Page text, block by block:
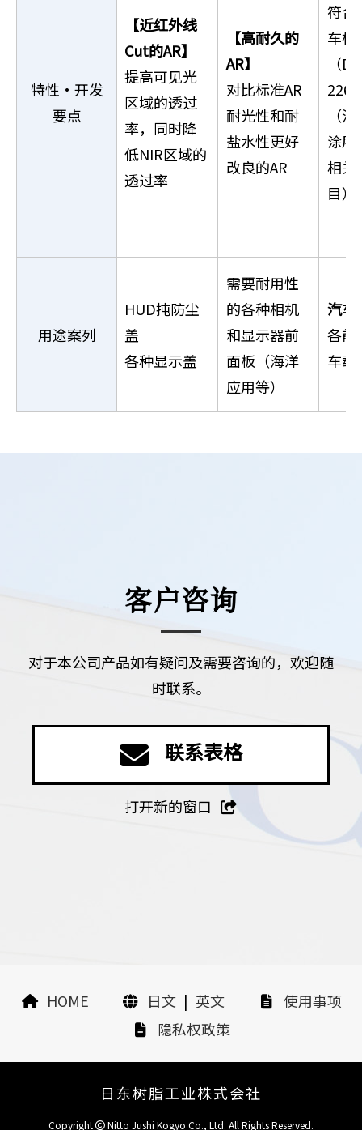
特性・开发
要点
【近红外线
Cut的AR】
提高可见光
区域的透过
率，同时降
低NIR区域的
透过率
【高耐久的
AR】
对比标准AR
耐光性和耐
盐水性更好
改良的AR
符合
车标
（
226
（
涂层
相关
目）
用途案列
HUD扽防尘
盖
各种显示盖
需要耐用性
的各种相机
和显示器前
面板（海洋
应用等）
汽车
各前
车载
客户咨询
对于本公司产品如有疑问及需要咨询的，欢迎随
时联系。
联系表格
打开新的窗口
HOME 日文 | 英文
使用事项
隐私权政策
日东树脂工业株式会社
Copyright Nitto Jushi Kogyo Co., Ltd. All Rights Reserved.